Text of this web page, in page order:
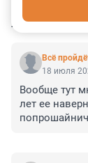
Всё
18 июля
Вообще тут
лет ее